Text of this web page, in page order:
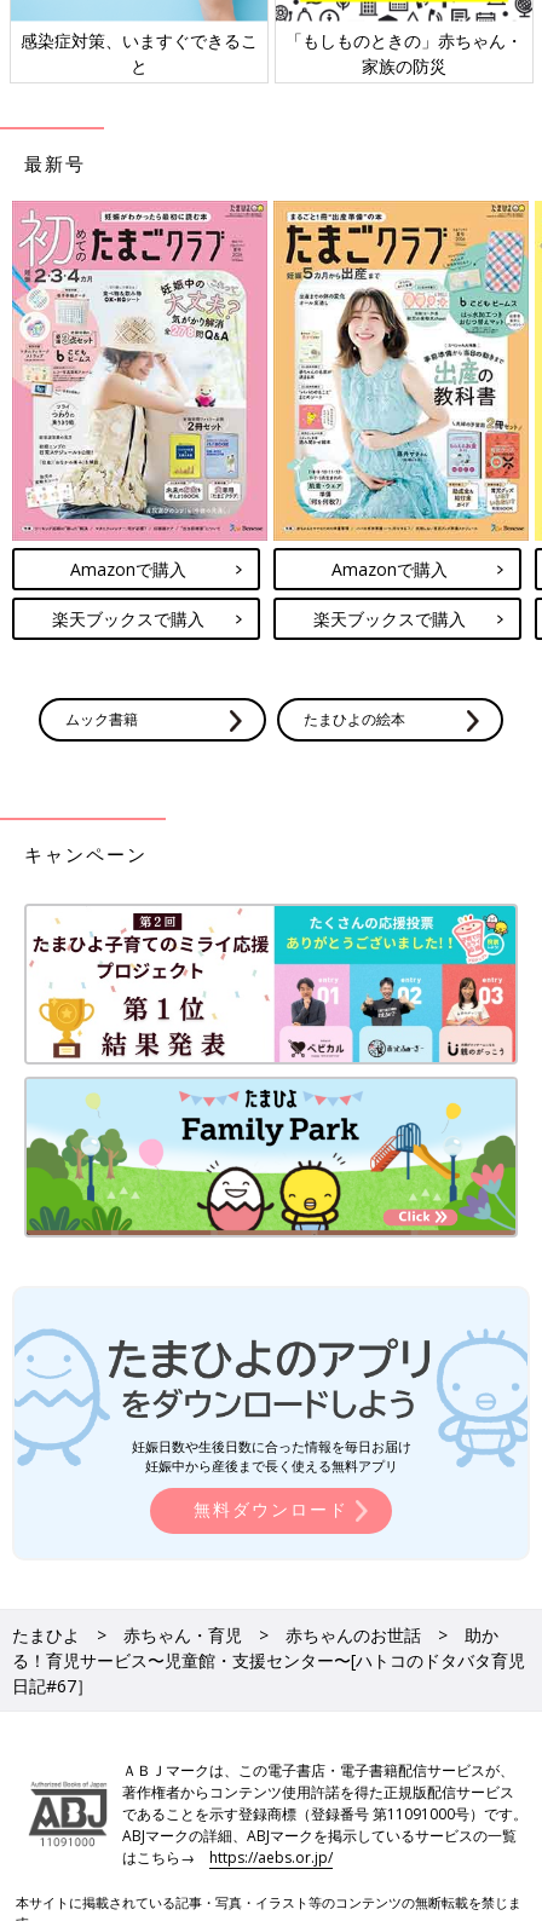
感染症対策、いますぐできるこ
と
「もしものときの」赤ちゃん・
家族の防災
最新号
Amazonで購入
楽天ブックスで購入
Amazonで購入
楽天ブックスで購入
ムック書籍 たまひよの絵本
キャンペーン
妊娠日数や生後日数に合った情報を毎日お届け
妊娠中から産後まで長く使える無料アプリ
無料ダウンロード
たまひよ 赤ちゃん・育児 赤ちゃんのお世話
助か
る！育児サービス〜児童館・支援センター〜[ハトコのドタバタ育児
日記#67］
ＡＢＪマークは、この電子書店・電子書籍配信サービスが、
著作権者からコンテンツ使用許諾を得た正規版配信サービス
であることを示す登録商標（登録番号 第11091000号）です。
ABJマークの詳細、ABJマークを掲示しているサービスの一覧
はこちら→https://aebs.or.jp/
本サイトに掲載されている記事・写真・イラスト等のコンテンツの無断転載を禁じま